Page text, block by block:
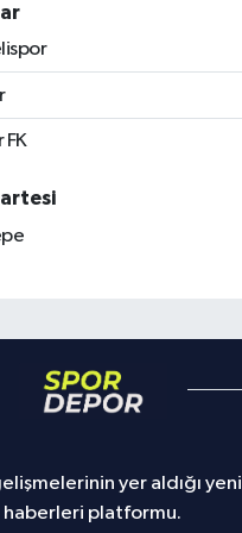
FK
yer aldığı
haberleri platformu.